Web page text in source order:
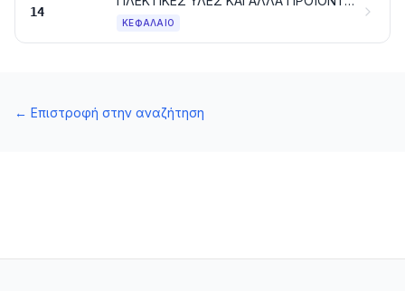
14
ΚΕΦΆΛΑΙΟ
← Επιστροφή στην αναζήτηση